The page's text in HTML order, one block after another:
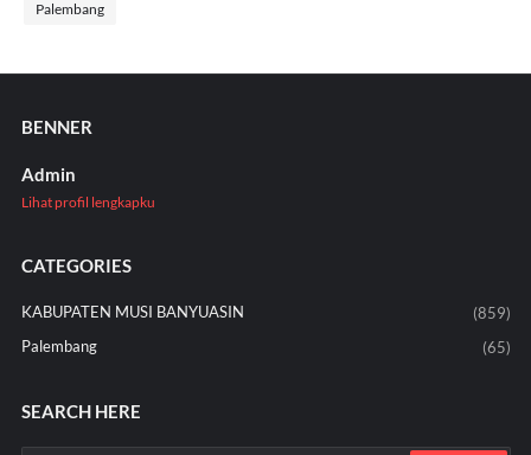
Palembang
BENNER
Admin
Lihat profil lengkapku
CATEGORIES
KABUPATEN MUSI BANYUASIN
(859)
Palembang
(65)
SEARCH HERE